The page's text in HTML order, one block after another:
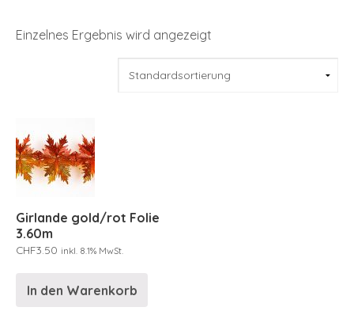
Einzelnes Ergebnis wird angezeigt
Girlande gold/rot Folie
3.60m
CHF3.50 inkl. 8.1% MwSt.
In den Warenkorb